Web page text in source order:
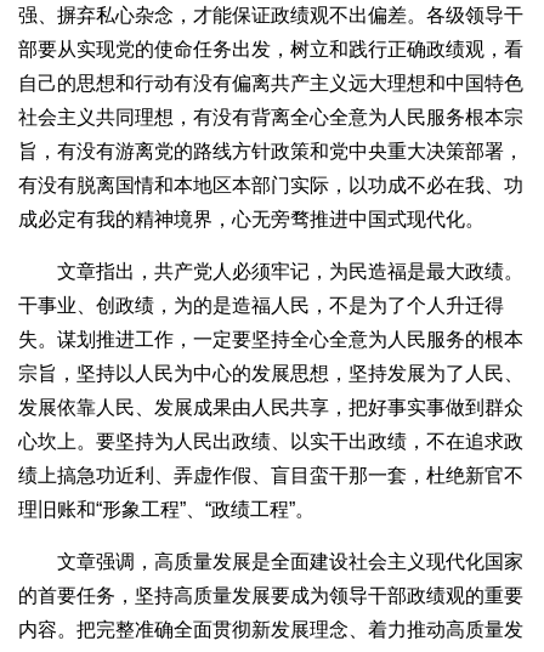
强、摒弃私心杂念，才能保证政绩观不出偏差。各级领导干
部要从实现党的使命任务出发，树立和践行正确政绩观，看
自己的思想和行动有没有偏离共产主义远大理想和中国特色
社会主义共同理想，有没有背离全心全意为人民服务根本宗
旨，有没有游离党的路线方针政策和党中央重大决策部署，
有没有脱离国情和本地区本部门实际，以功成不必在我、功
成必定有我的精神境界，心无旁骛推进中国式现代化。
文章指出，共产党人必须牢记，为民造福是最大政绩。
干事业、创政绩，为的是造福人民，不是为了个人升迁得
失。谋划推进工作，一定要坚持全心全意为人民服务的根本
宗旨，坚持以人民为中心的发展思想，坚持发展为了人民、
发展依靠人民、发展成果由人民共享，把好事实事做到群众
心坎上。要坚持为人民出政绩、以实干出政绩，不在追求政
绩上搞急功近利、弄虚作假、盲目蛮干那一套，杜绝新官不
理旧账和“形象工程”、“政绩工程”。
文章强调，高质量发展是全面建设社会主义现代化国家
的首要任务，坚持高质量发展要成为领导干部政绩观的重要
内容。把完整准确全面贯彻新发展理念、着力推动高质量发